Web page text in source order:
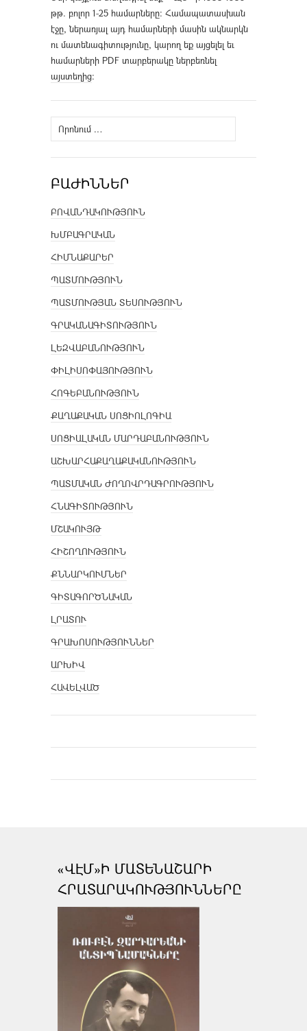
թթ. բոլոր 1-25 համարները։ Համապատասխան
էջը, ներառյալ այդ համարների մասին ակնարկն
ու մատենագիտությունը, կարող եք այցելել եւ
համարների PDF տարբերակը ներբեռնել
այստեղից։
Որոնել՝
ԲԱԺԻՆՆԵՐ
ԲՈՎԱՆԴԱԿՈՒԹՅՈՒՆ
ԽՄԲԱԳՐԱԿԱՆ
ՀԻՄՆԱՔԱՐԵՐ
ՊԱՏՄՈՒԹՅՈՒՆ
ՊԱՏՄՈՒԹՅԱՆ ՏԵՍՈՒԹՅՈՒՆ
ԳՐԱԿԱՆԱԳԻՏՈՒԹՅՈՒՆ
ԼԵԶՎԱԲԱՆՈՒԹՅՈՒՆ
ՓԻԼԻՍՈՓԱՅՈՒԹՅՈՒՆ
ՀՈԳԵԲԱՆՈՒԹՅՈՒՆ
ՔԱՂԱՔԱԿԱՆ ՍՈՑԻՈԼՈԳԻԱ
ՍՈՑԻԱԼԱԿԱՆ ՄԱՐԴԱԲԱՆՈՒԹՅՈՒՆ
ԱՇԽԱՐՀԱՔԱՂԱՔԱԿԱՆՈՒԹՅՈՒՆ
ՊԱՏՄԱԿԱՆ ԺՈՂՈՎՐԴԱԳՐՈՒԹՅՈՒՆ
ՀՆԱԳԻՏՈՒԹՅՈՒՆ
ՄՇԱԿՈՒՅԹ
ՀԻՇՈՂՈՒԹՅՈՒՆ
ՔՆՆԱՐԿՈՒՄՆԵՐ
ԳԻՏԱԳՈՐԾՆԱԿԱՆ
ԼՐԱՏՈՒ
ԳՐԱԽՈՍՈՒԹՅՈՒՆՆԵՐ
ԱՐԽԻՎ
ՀԱՎԵԼՎԱԾ
«ՎԷՄ»Ի ՄԱՏԵՆԱՇԱՐԻ
ՀՐԱՏԱՐԱԿՈՒԹՅՈՒՆՆԵՐԸ